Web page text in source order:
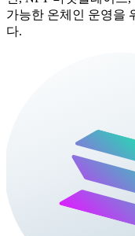
가능한 온체인 운영을
다.